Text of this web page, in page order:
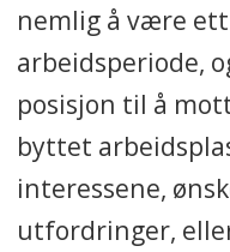
nemlig å være
arbeidsperiode,
posisjon til å
byttet
interessene,
utfordringer,